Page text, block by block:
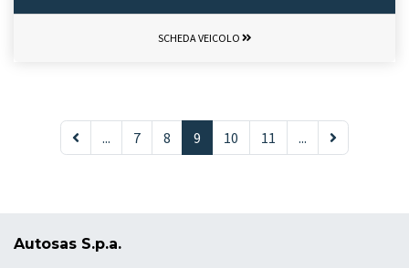
SCHEDA VEICOLO
... 7 8 9 10 11 ...
Autosas S.p.a.